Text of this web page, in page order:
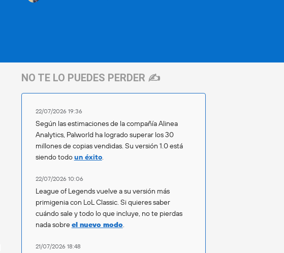
NO TE LO PUEDES PERDER ✍️
22/07/2026 19:36
Según las estimaciones de la compañía Alinea
Analytics, Palworld ha logrado superar los 30
millones de copias vendidas. Su versión 1.0 está
siendo todoun éxito.
22/07/2026 10:06
League of Legends vuelve a su versión más
primigenia con LoL Classic. Si quieres saber
cuándo sale y todo lo que incluye, no te pierdas
nada sobreel nuevo modo.
21/07/2026 18:48